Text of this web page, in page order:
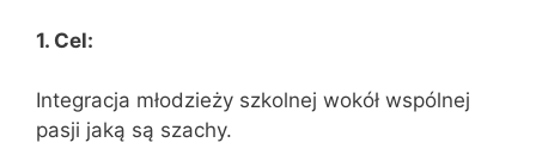
1. Cel:
Integracja młodzieży szkolnej wokół wspólnej
pasji jaką są szachy.